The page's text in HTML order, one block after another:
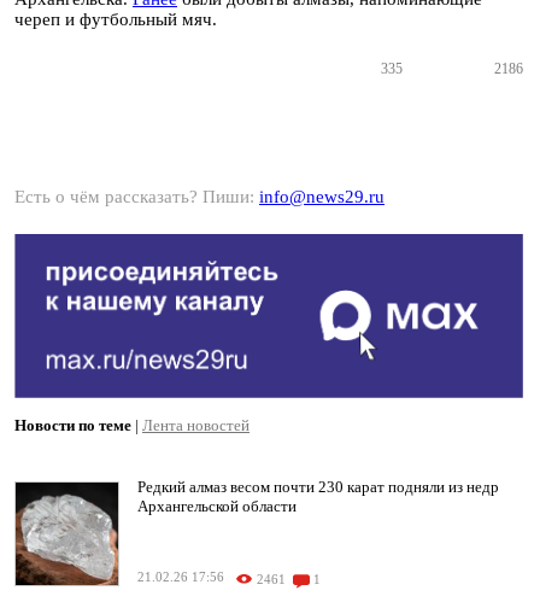
череп и футбольный мяч.
335 2186
Есть о чём рассказать? Пиши: info@news29.ru
Новости по теме | Лента новостей
Редкий алмаз весом почти 230 карат подняли из недр
Архангельской области
21.02.26 17:56 2461 1